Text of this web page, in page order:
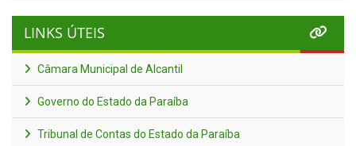
LINKS ÚTEIS
Câmara Municipal de Alcantil
Governo do Estado da Paraíba
Tribunal de Contas do Estado da Paraíba